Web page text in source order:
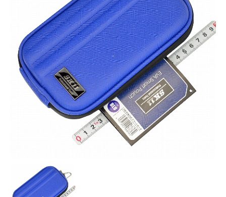
採用情報
お問い合わせはこちら